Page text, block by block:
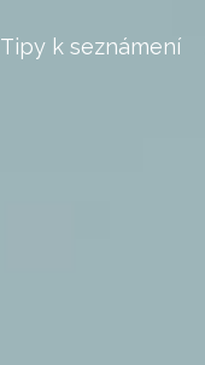
Tipy k seznámení